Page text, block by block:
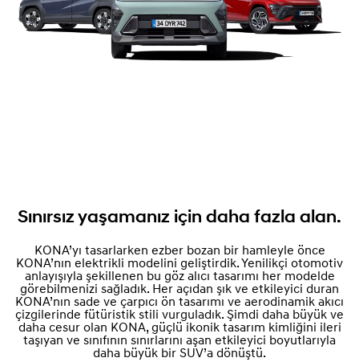
Sınırsız yaşamanız için daha fazla alan.
KONA’yı tasarlarken ezber bozan bir hamleyle önce
KONA’nın elektrikli modelini geliştirdik. Yenilikçi otomotiv
anlayışıyla şekillenen bu göz alıcı tasarımı her modelde
görebilmenizi sağladık. Her açıdan şık ve etkileyici duran
KONA’nın sade ve çarpıcı ön tasarımı ve aerodinamik akıcı
çizgilerinde fütüristik stili vurguladık. Şimdi daha büyük ve
daha cesur olan KONA, güçlü ikonik tasarım kimliğini ileri
taşıyan ve sınıfının sınırlarını aşan etkileyici boyutlarıyla
daha büyük bir SUV’a dönüştü.